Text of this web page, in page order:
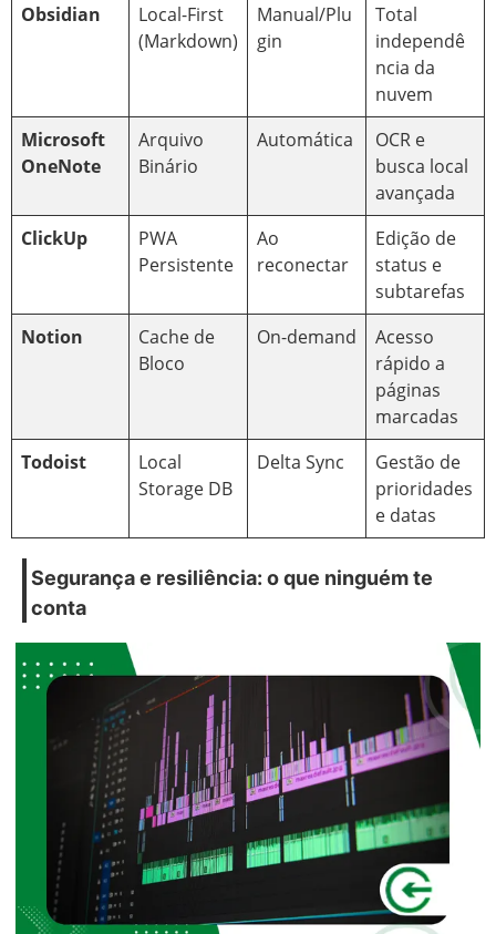
Obsidian
Local-First
(Markdown)
Manual/Plu
gin
Total
independê
ncia da
nuvem
Microsoft
OneNote
Arquivo
Binário
Automática
OCR e
busca local
avançada
ClickUp
PWA
Persistente
Ao
reconectar
Edição de
status e
subtarefas
Notion
Cache de
Bloco
On-demand
Acesso
rápido a
páginas
marcadas
Todoist
Local
Storage DB
Delta Sync
Gestão de
prioridades
e datas
Segurança e resiliência: o que ninguém te
conta